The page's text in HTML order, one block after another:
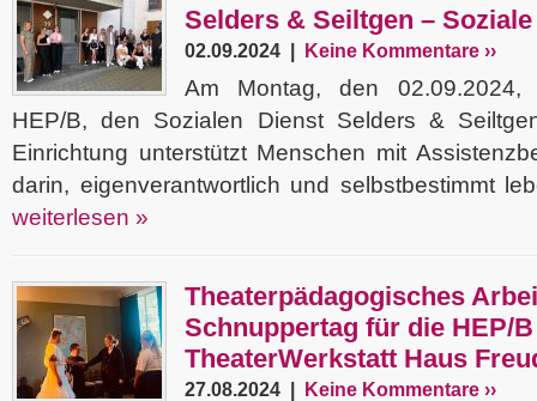
Selders & Seiltgen –
02.09.2024 | Keine Kommentare ››
Am Montag, den 02.09.2024,
HEP/B, den Sozialen Dienst Selders &
Einrichtung unterstützt Menschen mit
darin, eigenverantwortlich und selbstbestimmt
weiterlesen »
Theaterpädagogisches
Schnuppertag für die HEP/
TheaterWerkstatt Haus
27.08.2024 | Keine Kommentare ››